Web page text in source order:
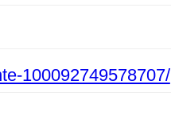
100092749578707/